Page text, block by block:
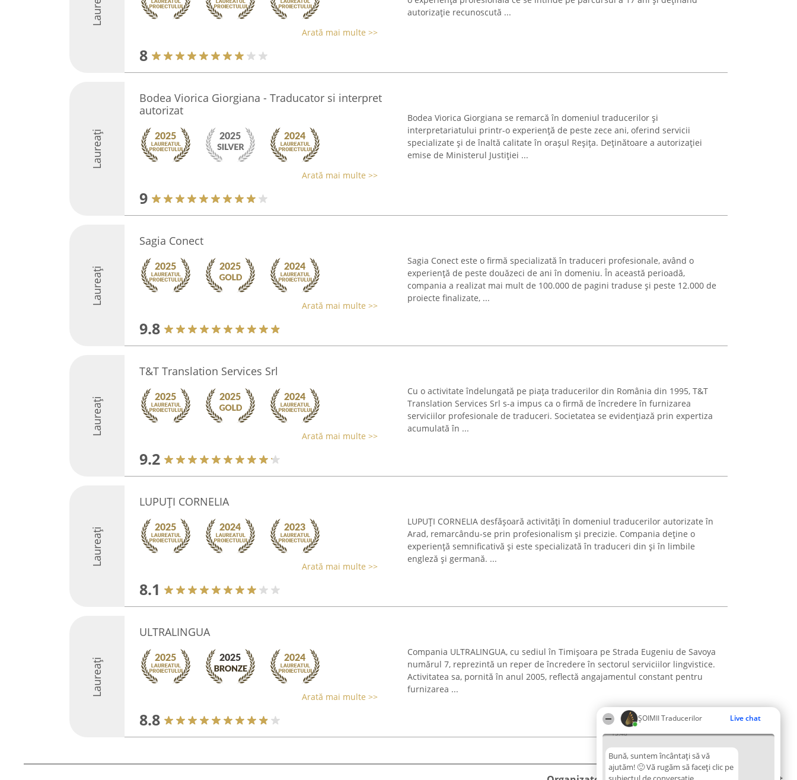
ȘOIMII Traducerilor Live chat
15:48
Bună, suntem încântați să vă
ajutăm! 🙂 Vă rugăm să faceți clic pe
Arată mai multe >>
8
autorizație recunoscută ...
Laureați
Bodea Viorica Giorgiana - Traducator si interpret
autorizat
Arată mai multe >>
9
Bodea Viorica Giorgiana se remarcă în domeniul traducerilor și
interpretariatului printr-o experiență de peste zece ani, oferind servicii
specializate și de înaltă calitate în orașul Reșița. Deținătoare a autorizației
emise de Ministerul Justiției ...
Laureați
Sagia Conect
Arată mai multe >>
9.8
Sagia Conect este o firmă specializată în traduceri profesionale, având o
experiență de peste douăzeci de ani în domeniu. În această perioadă,
compania a realizat mai mult de 100.000 de pagini traduse și peste 12.000 de
proiecte finalizate, ...
Laureați
T&T Translation Services Srl
Arată mai multe >>
9.2
Cu o activitate îndelungată pe piața traducerilor din România din 1995, T&T
Translation Services Srl s-a impus ca o firmă de încredere în furnizarea
serviciilor profesionale de traduceri. Societatea se evidențiază prin expertiza
acumulată în ...
Laureați
LUPUŢI CORNELIA
Arată mai multe >>
8.1
LUPUŢI CORNELIA desfășoară activități în domeniul traducerilor autorizate în
Arad, remarcându-se prin profesionalism și precizie. Compania deține o
experiență semnificativă și este specializată în traduceri din și în limbile
engleză și germană. ...
Laureați
ULTRALINGUA
Arată mai multe >>
8.8
Compania ULTRALINGUA, cu sediul în Timișoara pe Strada Eugeniu de Savoya
numărul 7, reprezintă un reper de încredere în sectorul serviciilor lingvistice.
Activitatea sa, pornită în anul 2005, reflectă angajamentul constant pentru
furnizarea ...